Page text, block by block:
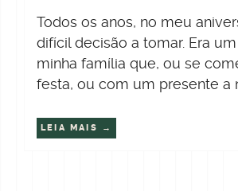
Todos os anos, no meu
difícil decisão a tomar. Era
minha família que, ou se
festa, ou com um presente a
LEIA MAIS